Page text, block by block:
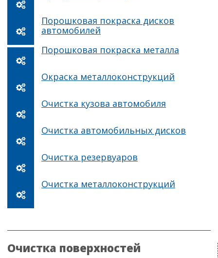
Порошковая покраска дисков
автомобилей
Порошковая покраска металла
Окраска металлоконструкций
Очистка кузова автомобиля
Очистка автомобильных дисков
Очистка резервуаров
Очистка металлоконструкций
Очистка поверхностей